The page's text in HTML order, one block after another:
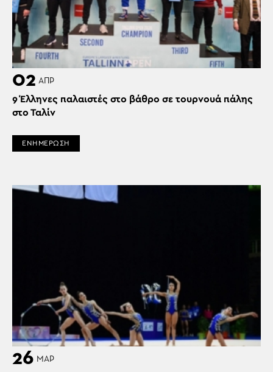
02 ΑΠΡ
9 Έλληνες παλαιστές στο βάθρο σε τουρνουά πάλης
στο Ταλίν
ΕΝΗΜΕΡΩΣΗ
26 ΜΑΡ